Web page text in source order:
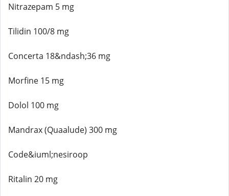
Nitrazepam 5 mg
Tilidin 100/8 mg
Concerta 18&ndash;36 mg
Morfine 15 mg
Dolol 100 mg
Mandrax (Quaalude) 300 mg
Code&iuml;nesiroop
Ritalin 20 mg